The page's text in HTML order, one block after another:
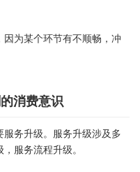
为某个环节有不顺畅，冲
消费意识
务升级。服务升级涉及多
服务流程升级。